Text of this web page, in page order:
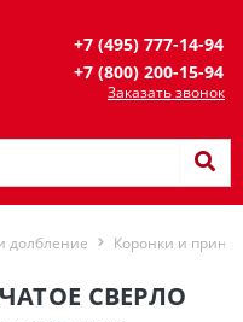
+7 (495) 777-14-94
+7 (800) 200-15-94
Заказать звонок
долбление Коронки и
СВЕРЛО